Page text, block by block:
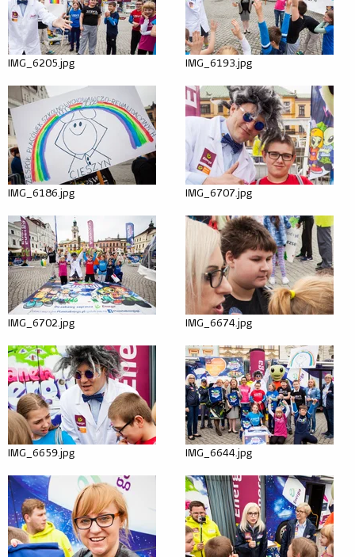
Dla mediów
Misja
Kraina prądu
Kraina odpadów
Nauczyciel
Przewodnik
Rodzic
Warto wiedzieć
Relacje
Zdjęcia
Wideo
IMG_6205.jpg IMG_6193.jpg
IMG_6186.jpg IMG_6707.jpg
IMG_6702.jpg IMG_6674.jpg
IMG_6659.jpg IMG_6644.jpg